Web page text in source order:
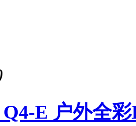
E 户外全